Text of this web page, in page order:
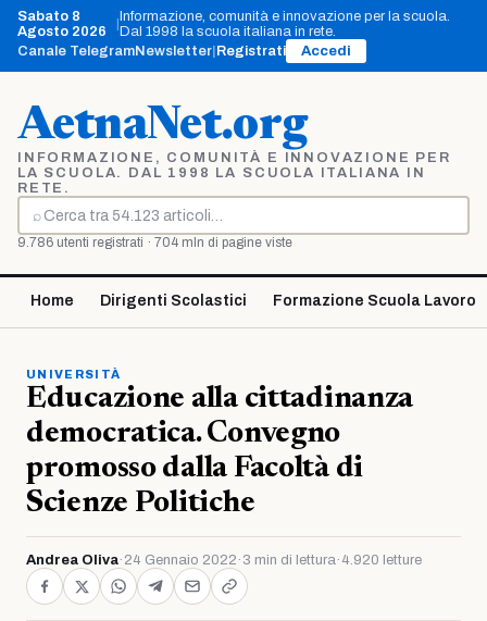
Vai
contenuto
Sabato 8
Agosto 2026
Informazione, comunità e innovazione per la scuola.
Dal 1998 la scuola italiana in rete.
Canale TelegramNewsletter Registrati Accedi
AetnaNet.org
INFORMAZIONE, COMUNITÀ E INNOVAZIONE PER
LA SCUOLA. DAL 1998 LA SCUOLA ITALIANA IN
RETE.
⌕
Cerca
9.786 utenti registrati · 704 mln di pagine viste
Home Dirigenti Scolastici Formazione Scuola Lavoro
UNIVERSITÀ
Educazione alla cittadinanza
democratica. Convegno
promosso dalla Facoltà di
Scienze Politiche
Andrea Oliva· 24 Gennaio 2022 · 3 min di lettura· 4.920 letture